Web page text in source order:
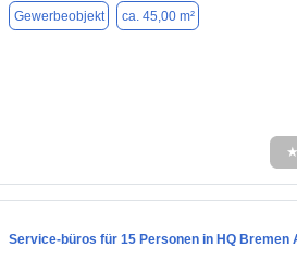
Gewerbeobjekt ca. 45,00 m²
★
Service-büros für 15 Personen in HQ Bremen